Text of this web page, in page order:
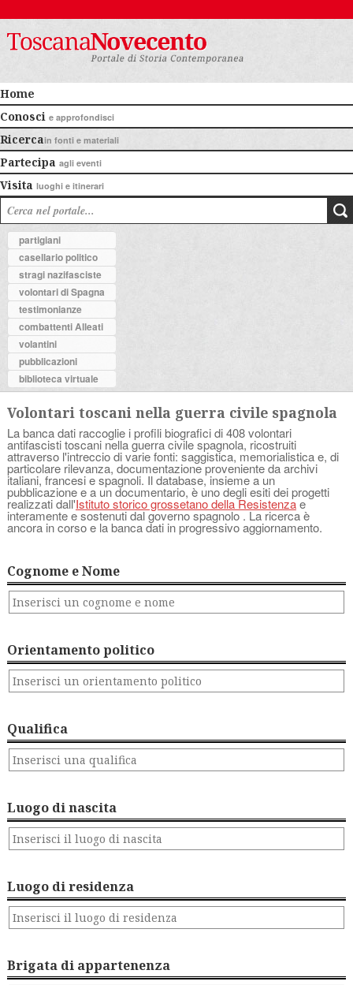
Home
Conosci e approfondisci
Ricercain fonti e materiali
Partecipa agli eventi
Visita luoghi e itinerari
partigiani
casellario politico
stragi nazifasciste
volontari di Spagna
testimonianze
combattenti Alleati
volantini
pubblicazioni
biblioteca virtuale
Volontari toscani nella guerra civile spagnola
La banca dati raccoglie i profili biografici di 408 volontari
antifascisti toscani nella guerra civile spagnola, ricostruiti
attraverso l'intreccio di varie fonti: saggistica, memorialistica e, di
particolare rilevanza, documentazione proveniente da archivi
italiani, francesi e spagnoli. Il database, insieme a un
pubblicazione e a un documentario, è uno degli esiti dei progetti
realizzati dall'Istituto storico grossetano della Resistenzae
interamente e sostenuti dal governo spagnolo . La ricerca è
ancora in corso e la banca dati in progressivo aggiornamento.
Cognome e Nome
Orientamento politico
Qualifica
Luogo di nascita
Luogo di residenza
Brigata di appartenenza